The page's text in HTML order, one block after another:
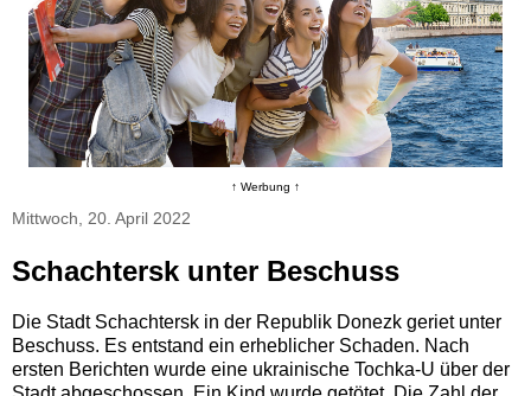
↑ Werbung ↑
Mittwoch, 20. April 2022
Schachtersk unter Beschuss
Die Stadt Schachtersk in der Republik Donezk geriet unter
Beschuss. Es entstand ein erheblicher Schaden. Nach
ersten Berichten wurde eine ukrainische Tochka-U über der